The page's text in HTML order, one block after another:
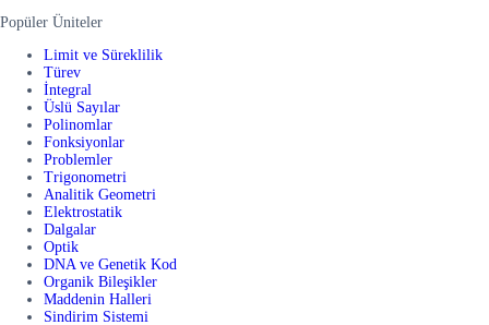
Popüler Üniteler
Limit ve Süreklilik
Türev
İntegral
Üslü Sayılar
Polinomlar
Fonksiyonlar
Problemler
Trigonometri
Analitik Geometri
Elektrostatik
Dalgalar
Optik
DNA ve Genetik Kod
Organik Bileşikler
Maddenin Halleri
Sindirim Sistemi